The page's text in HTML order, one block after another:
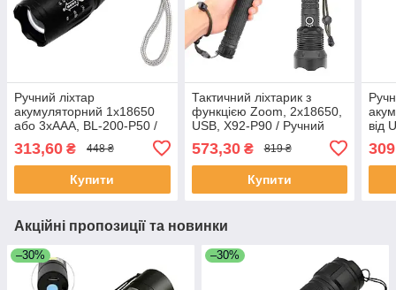
Ручний ліхтар
акумуляторний 1х18650
або 3xAAA, BL-200-P50 /
світлодіодний / LED ліхтар
тактичний
313,60 ₴ 448 ₴
Купити
Тактичний ліхтарик з
функцією Zoom, 2х18650,
USB, X92-P90 / Ручний
Акумуляторний ліхтар
573,30₴ 819 ₴
Купити
від
Акційні пропозиції та новинки
–30% –30%